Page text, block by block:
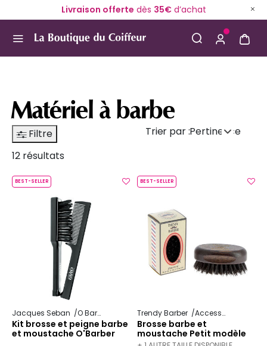
Livraison offerte dès 35€d’achat
Matériel à barbe
Trier par :Pertinence
Filtre
12 résultats
BEST-SELLER
Jacques Seban O Barber
Kit brosse et peigne barbe
et moustache O'Barber
BEST-SELLER
Trendy Barber Accessoire pour homme
Brosse barbe et
moustache Petit modèle